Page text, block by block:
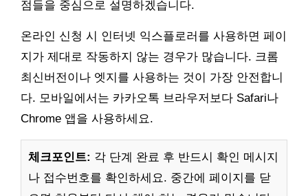
점들을 중심으로 설명하겠습니다.
온라인 신청 시 인터넷 익스플로러를 사용하면 페이
지가 제대로 작동하지 않는 경우가 많습니다. 크롬
최신버전이나 엣지를 사용하는 것이 가장 안전합니
다. 모바일에서는 카카오톡 브라우저보다 Safari나
Chrome 앱을 사용하세요.
체크포인트: 각 단계 완료 후 반드시 확인 메시지
나 접수번호를 확인하세요. 중간에 페이지를 닫